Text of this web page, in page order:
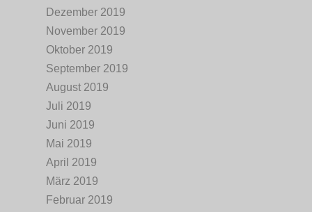
Dezember 2019
November 2019
Oktober 2019
September 2019
August 2019
Juli 2019
Juni 2019
Mai 2019
April 2019
März 2019
Februar 2019